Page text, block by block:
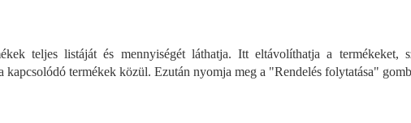
teljes listáját és mennyiségét láthatja. Itt eltávolíthatja a termékeket,
kapcsolódó termékek közül. Ezután nyomja meg a "Rendelés folytatása"